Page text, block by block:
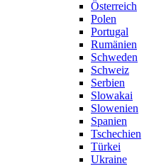
Österreich
Polen
Portugal
Rumänien
Schweden
Schweiz
Serbien
Slowakai
Slowenien
Spanien
Tschechien
Türkei
Ukraine